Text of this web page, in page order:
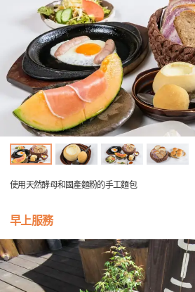
使用天然酵母和國產麵粉的手工麵包
早上服務